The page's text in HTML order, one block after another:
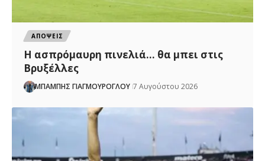
ΑΠΟΨΕΙΣ
Η ασπρόμαυρη πινελιά… θα μπει στις
Βρυξέλλες
ΜΠΑΜΠΗΣ ΓΙΑΓΜΟΥΡΟΓΛΟΥ 7 Αυγούστου 2026